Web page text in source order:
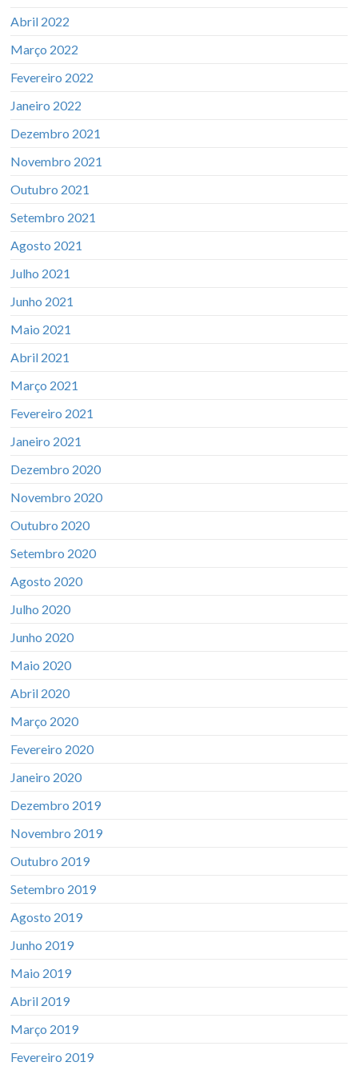
Abril 2022
Março 2022
Fevereiro 2022
Janeiro 2022
Dezembro 2021
Novembro 2021
Outubro 2021
Setembro 2021
Agosto 2021
Julho 2021
Junho 2021
Maio 2021
Abril 2021
Março 2021
Fevereiro 2021
Janeiro 2021
Dezembro 2020
Novembro 2020
Outubro 2020
Setembro 2020
Agosto 2020
Julho 2020
Junho 2020
Maio 2020
Abril 2020
Março 2020
Fevereiro 2020
Janeiro 2020
Dezembro 2019
Novembro 2019
Outubro 2019
Setembro 2019
Agosto 2019
Junho 2019
Maio 2019
Abril 2019
Março 2019
Fevereiro 2019